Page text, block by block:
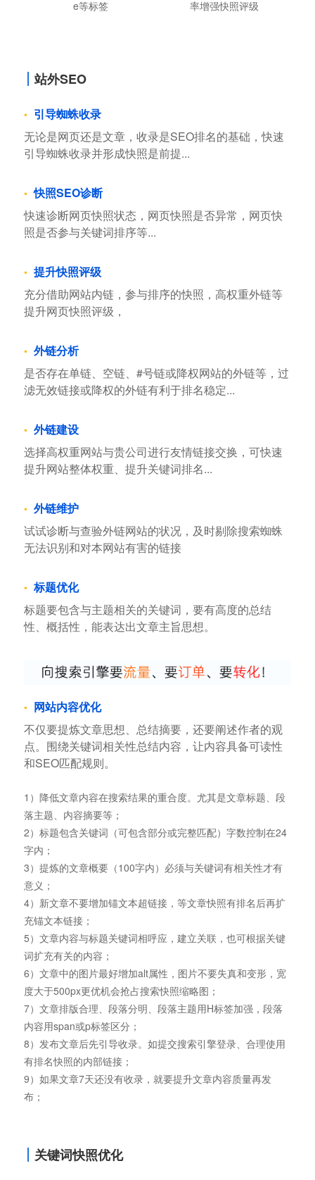
e等标签 率增强快照评级
站外SEO
引导蜘蛛收录
无论是网页还是文章，收录是SEO排名的基础，快速
引导蜘蛛收录并形成快照是前提...
快照SEO诊断
快速诊断网页快照状态，网页快照是否异常，网页快
照是否参与关键词排序等...
提升快照评级
充分借助网站内链，参与排序的快照，高权重外链等
提升网页快照评级，
外链分析
是否存在单链、空链、#号链或降权网站的外链等，过
滤无效链接或降权的外链有利于排名稳定...
外链建设
选择高权重网站与贵公司进行友情链接交换，可快速
提升网站整体权重、提升关键词排名...
外链维护
试试诊断与查验外链网站的状况，及时剔除搜索蜘蛛
无法识别和对本网站有害的链接
标题优化
标题要包含与主题相关的关键词，要有高度的总结
性、概括性，能表达出文章主旨思想。
网站内容优化
不仅要提炼文章思想、总结摘要，还要阐述作者的观
点。围绕关键词相关性总结内容，让内容具备可读性
和SEO匹配规则。
1）降低文章内容在搜索结果的重合度。尤其是文章标题、段
落主题、内容摘要等；
2）标题包含关键词（可包含部分或完整匹配）字数控制在24
字内；
3）提炼的文章概要（100字内）必须与关键词有相关性才有
意义；
4）新文章不要增加锚文本超链接，等文章快照有排名后再扩
充锚文本链接；
5）文章内容与标题关键词相呼应，建立关联，也可根据关键
词扩充有关的内容；
6）文章中的图片最好增加alt属性，图片不要失真和变形，宽
度大于500px更优机会抢占搜索快照缩略图；
7）文章排版合理、段落分明、段落主题用H标签加强，段落
内容用span或p标签区分；
8）发布文章后先引导收录。如提交搜索引擎登录、合理使用
有排名快照的内部链接；
9）如果文章7天还没有收录，就要提升文章内容质量再发
布；
关键词快照优化